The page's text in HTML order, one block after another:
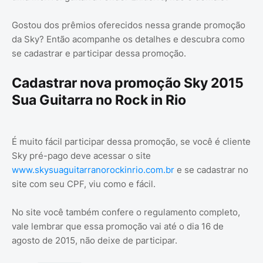
Gostou dos prêmios oferecidos nessa grande promoção
da Sky? Então acompanhe os detalhes e descubra como
se cadastrar e participar dessa promoção.
Cadastrar nova promoção Sky 2015
Sua Guitarra no Rock in Rio
É muito fácil participar dessa promoção, se você é cliente
Sky pré-pago deve acessar o site
www.skysuaguitarranorockinrio.com.br e se cadastrar no
site com seu CPF, viu como e fácil.
No site você também confere o regulamento completo,
vale lembrar que essa promoção vai até o dia 16 de
agosto de 2015, não deixe de participar.